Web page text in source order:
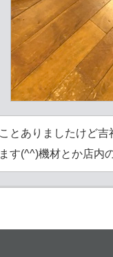
とありましたけど
す(^^)機材とか店内